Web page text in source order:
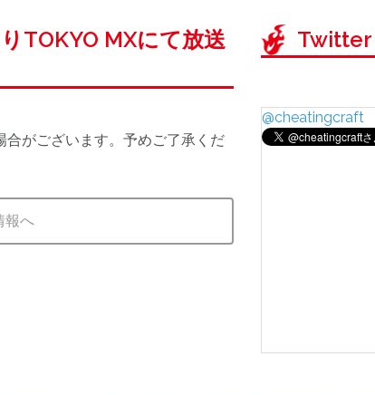
TOKYO MXにて放送
がございます。予めご了承くだ
報へ
Twitter
@cheatingcraft